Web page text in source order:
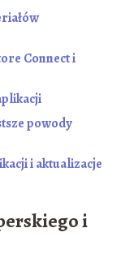
Connect i
powody
i aktualizacje
i